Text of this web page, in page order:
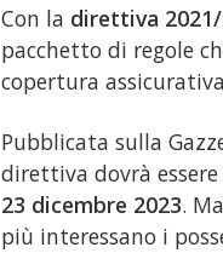
Con la direttiva 2021/
pacchetto di regole
copertura
Pubblicata sulla
direttiva dovrà essere
23 dicembre 2023.
più interessano i